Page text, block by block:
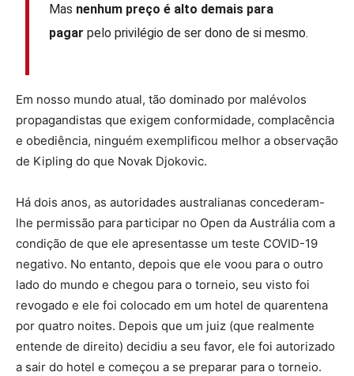
Mas nenhum preço é alto demais para
pagarpelo privilégio de ser dono de si mesmo.
Em nosso mundo atual, tão dominado por malévolos
propagandistas que exigem conformidade, complacência
e obediência, ninguém exemplificou melhor a observação
de Kipling do que Novak Djokovic.
Há dois anos, as autoridades australianas concederam-
lhe permissão para participar no Open da Austrália com a
condição de que ele apresentasse um teste COVID-19
negativo. No entanto, depois que ele voou para o outro
lado do mundo e chegou para o torneio, seu visto foi
revogado e ele foi colocado em um hotel de quarentena
por quatro noites. Depois que um juiz (que realmente
entende de direito) decidiu a seu favor, ele foi autorizado
a sair do hotel e começou a se preparar para o torneio.